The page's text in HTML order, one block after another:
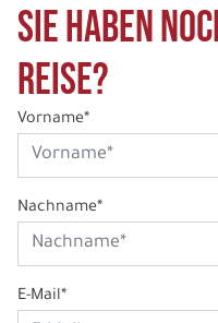
Sie haben
Reise?
Vorname*
Nachname*
E-Mail*